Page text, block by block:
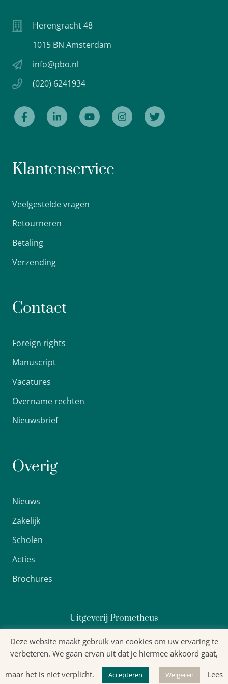
Herengracht 48
1015 BN Amsterdam
info@pbo.nl
(020) 6241934
Klantenservice
Veelgestelde vragen
Retourneren
Betaling
Verzending
Contact
Foreign rights
Manuscript
Vacatures
Overname rechten
Nieuwsbrief
Overig
Nieuws
Zakelijk
Scholen
Acties
Brochures
Uitgeverij Prometheus
Privacyverklaring
Algemene voorwaarden
Deze website maakt gebruik van cookies om uw ervaring te
verbeteren. We gaan ervan uit dat je hiermee akkoord gaat,
maar het is niet verplicht. Accepteren Weigeren Lees